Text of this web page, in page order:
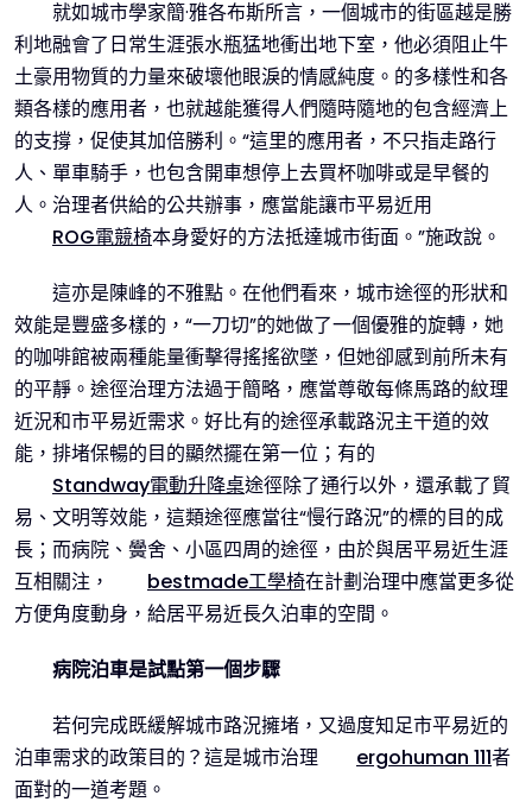
就如城市學家簡·雅各布斯所言，一個城市的街區越是勝
利地融會了日常生涯張水瓶猛地衝出地下室，他必須阻止牛
土豪用物質的力量來破壞他眼淚的情感純度。的多樣性和各
類各樣的應用者，也就越能獲得人們隨時隨地的包含經濟上
的支撐，促使其加倍勝利。“這里的應用者，不只指走路行
人、單車騎手，也包含開車想停上去買杯咖啡或是早餐的
人。治理者供給的公共辦事，應當能讓市平易近用
ROG電競椅本身愛好的方法抵達城市街面。”施政說。
這亦是陳峰的不雅點。在他們看來，城市途徑的形狀和
效能是豐盛多樣的，“一刀切”的她做了一個優雅的旋轉，她
的咖啡館被兩種能量衝擊得搖搖欲墜，但她卻感到前所未有
的平靜。途徑治理方法過于簡略，應當尊敬每條馬路的紋理
近況和市平易近需求。好比有的途徑承載路況主干道的效
能，排堵保暢的目的顯然擺在第一位；有的
Standway電動升降桌途徑除了通行以外，還承載了貿
易、文明等效能，這類途徑應當往“慢行路況”的標的目的成
長；而病院、黌舍、小區四周的途徑，由於與居平易近生涯
互相關注，
bestmade工學椅在計劃治理中應當更多從
方便角度動身，給居平易近長久泊車的空間。
病院泊車是試點第一個步驟
若何完成既緩解城市路況擁堵，又過度知足市平易近的
泊車需求的政策目的？這是城市治理
ergohuman 111者
面對的一道考題。